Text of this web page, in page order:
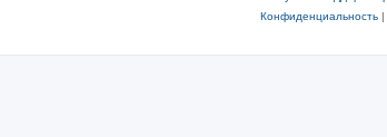
Конфиденциальность|